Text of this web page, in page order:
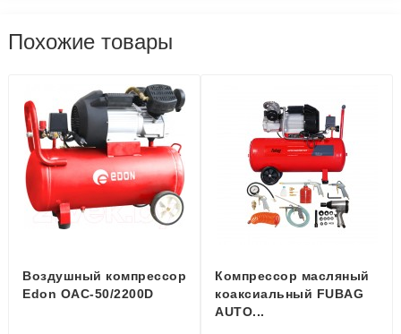
Похожие товары
Воздушный компрессор
Edon OAC-50/2200D
Компрессор масляный
коаксиальный FUBAG
AUTO...